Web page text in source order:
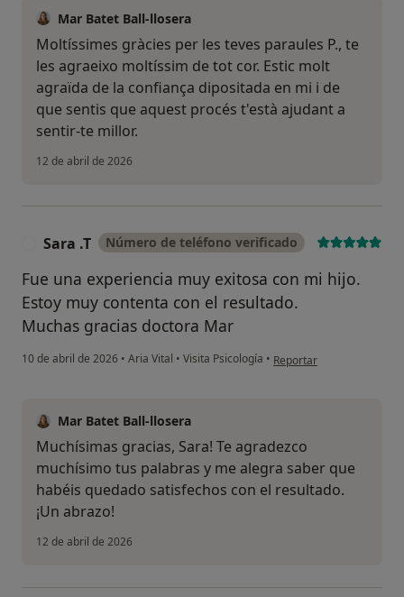
Mar Batet Ball-llosera
Moltíssimes gràcies per les teves paraules P., te
les agraeixo moltíssim de tot cor. Estic molt
agraïda de la confiança dipositada en mi i de
que sentis que aquest procés t'està ajudant a
sentir-te millor.
12 de abril de 2026
‏Sara .T Número de teléfono verificado
Fue una experiencia muy exitosa con mi hijo.
Estoy muy contenta con el resultado.
Muchas gracias doctora Mar
10 de abril de 2026 • Aria Vital • Visita Psicología • Reportar
Mar Batet Ball-llosera
Muchísimas gracias, Sara! Te agradezco
muchísimo tus palabras y me alegra saber que
habéis quedado satisfechos con el resultado.
¡Un abrazo!
12 de abril de 2026